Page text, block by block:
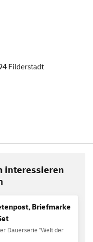
Filderstadt
interessieren
Briefmarke
Dauerserie "Welt der